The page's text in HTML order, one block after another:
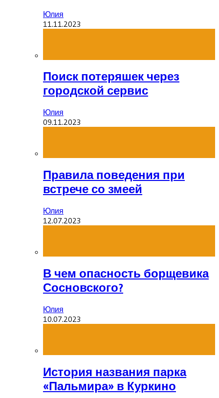
Юлия
11.11.2023
Поиск потеряшек через
городской сервис
Юлия
09.11.2023
Правила поведения при
встрече со змеей
Юлия
12.07.2023
В чем опасность борщевика
Сосновского?
Юлия
10.07.2023
История названия парка
«Пальмира» в Куркино